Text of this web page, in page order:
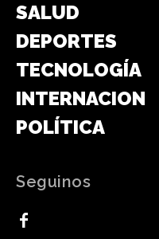
SALUD
DEPORTES
TECNOLOGÍA
INTERNACIONAL
POLÍTICA
Seguinos